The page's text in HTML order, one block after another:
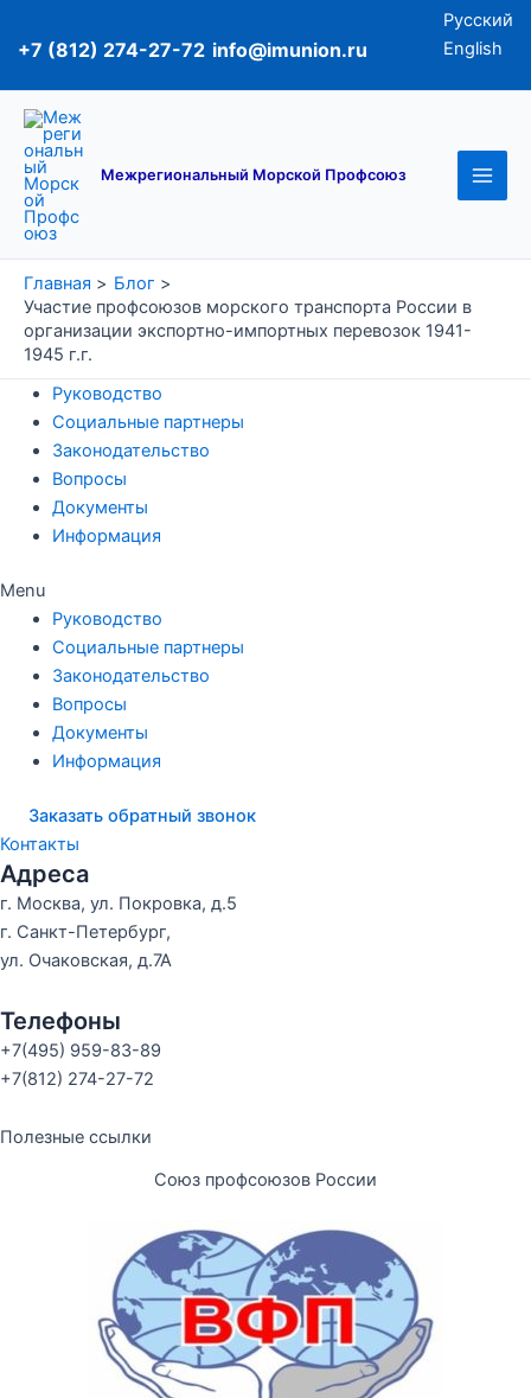
+7 (812) 274-27-72 info@imunion.ru
Русский
English
Межрегиональный Морской Профсоюз
Главная
Блог
Участие профсоюзов морского транспорта России в
организации экспортно-импортных перевозок 1941-
1945 г.г.
Руководство
Социальные партнеры
Законодательство
Вопросы
Документы
Информация
Menu
Руководство
Социальные партнеры
Законодательство
Вопросы
Документы
Информация
Заказать обратный звонок
Контакты
Адреса
г. Москва, ул. Покровка, д.5
г. Санкт-Петербург,
ул. Очаковская, д.7А
Телефоны
+7(495) 959-83-89
+7(812) 274-27-72
Полезные ссылки
Союз профсоюзов России